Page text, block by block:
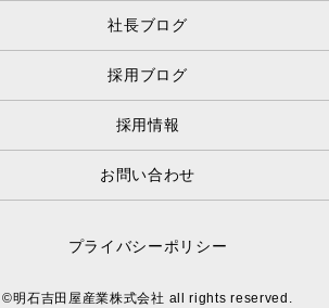
社長ブログ
採用ブログ
採用情報
お問い合わせ
プライバシーポリシー
©明石吉田屋産業株式会社 all rights reserved.